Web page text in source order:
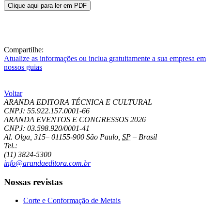
Clique aqui para ler em PDF
Compartilhe:
Atualize as informações ou inclua gratuitamente a sua empresa em
nossos guias
Voltar
ARANDA EDITORA TÉCNICA E CULTURAL
CNPJ: 55.922.157.0001-66
ARANDA EVENTOS E CONGRESSOS 2026
CNPJ: 03.598.920/0001-41
Al. Olga, 315– 01155-900 São Paulo SP – Brasil
Tel.:
(11) 3824-5300
info@arandaeditora.com.br
Nossas revistas
Corte e Conformação de Metais